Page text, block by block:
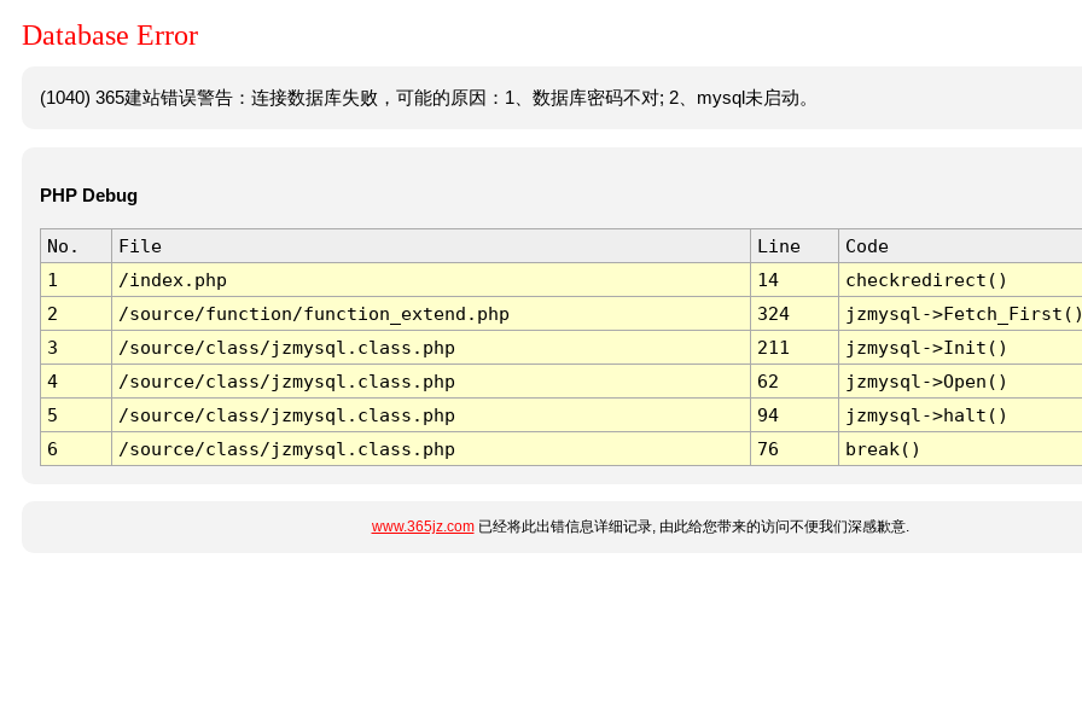
Database Error
(1040) 365建站错误警告：连接数据库失败，可能的原因：1、数据库密码不对; 2、mysql未启动。
PHP Debug
No. File Line
Code
1
/index.php 14
checkredirect()
2
/source/function/function_extend.php 324
jzmysql-
3
/source/class/jzmysql.class.php 211
jzmysql->Init()
4
/source/class/jzmysql.class.php 62
jzmysql->Open()
5
/source/class/jzmysql.class.php 94
jzmysql->halt()
6
/source/class/jzmysql.class.php 76 break()
www.365jz.com已经将此出错信息详细记录, 由此给您带来的访问不便我们深感歉意.